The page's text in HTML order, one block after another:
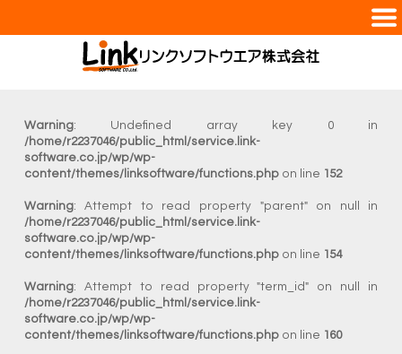
さくらのクラウド【リフト＆シフトサービス】
DX教育
ファイル転送サービス
Warning: Undefined array key 0 in
/home/r2237046/public_html/service.link-
software.co.jp/wp/wp-
content/themes/linksoftware/functions.phpon line 152
Warning: Attempt to read property "parent" on null in
/home/r2237046/public_html/service.link-
software.co.jp/wp/wp-
content/themes/linksoftware/functions.phpon line 154
Warning: Attempt to read property "term_id" on null in
/home/r2237046/public_html/service.link-
software.co.jp/wp/wp-
content/themes/linksoftware/functions.phpon line 160